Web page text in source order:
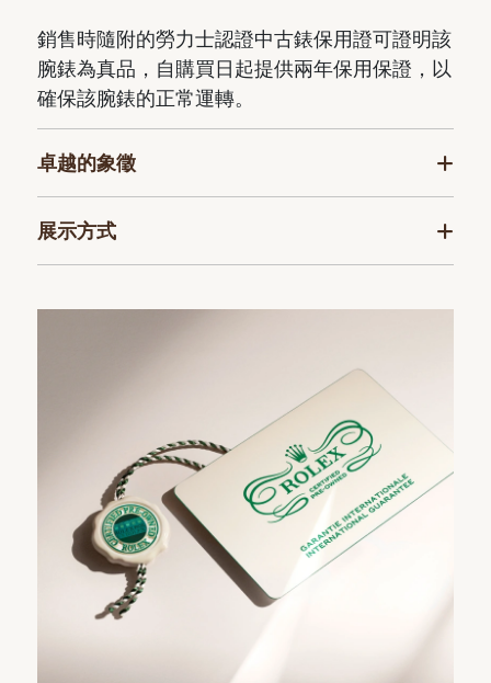
銷售時隨附的勞力士認證中古錶保用證可證明該
腕錶為真品，自購買日起提供兩年保用保證，以
確保該腕錶的正常運轉。
卓越的象徵
展示方式